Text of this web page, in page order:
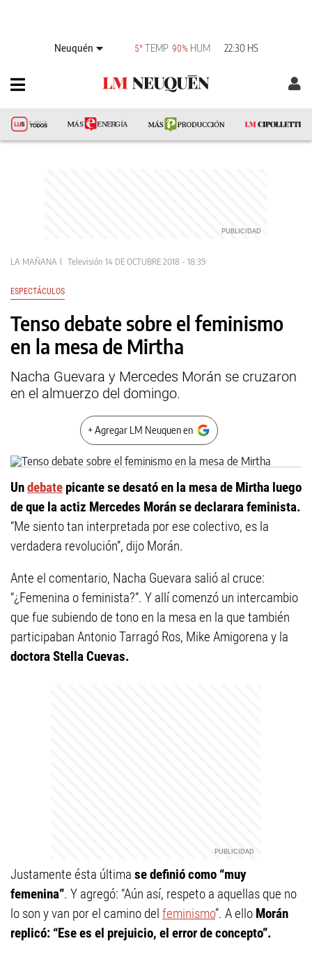
Neuquén 5° TEMP 90% HUM 22:30 HS
LA MAÑANA Televisión 14 DE OCTUBRE 2018 - 18:39
ESPECTÁCULOS
Tenso debate sobre el feminismo
en la mesa de Mirtha
Nacha Guevara y Mercedes Morán se cruzaron
en el almuerzo del domingo.
+ Agregar LM Neuquen en
Undebate picante se desató en la mesa de Mirtha luego
de que la actiz Mercedes Morán se declarara feminista.
“Me siento tan interpretada por ese colectivo, es la
verdadera revolución”, dijo Morán.
Ante el comentario, Nacha Guevara salió al cruce:
“¿Femenina o feminista?”. Y allí comenzó un intercambio
que fue subiendo de tono en la mesa en la que también
participaban Antonio Tarragó Ros, Mike Amigorena y la
doctora Stella Cuevas.
Justamente ésta última se definió como “muy
femenina”. Y agregó: “Aún así, respeto a aquellas que no
lo son y van por el camino del feminismo”. A ello Morán
replicó: “Ese es el prejuicio, el error de concepto”.